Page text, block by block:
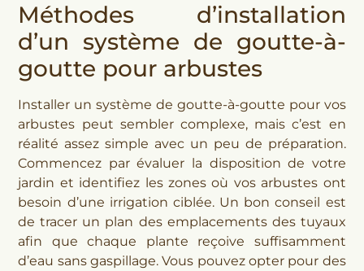
Méthodes d’installation
d’un système de goutte-à-
goutte pour arbustes
Installer un système de goutte-à-goutte pour vos
arbustes peut sembler complexe, mais c’est en
réalité assez simple avec un peu de préparation.
Commencez par évaluer la disposition de votre
jardin et identifiez les zones où vos arbustes ont
besoin d’une irrigation ciblée. Un bon conseil est
de tracer un plan des emplacements des tuyaux
afin que chaque plante reçoive suffisamment
d’eau sans gaspillage. Vous pouvez opter pour des